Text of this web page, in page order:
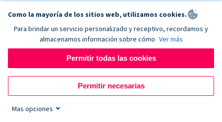
Google Analytics
Descubre cuáles son los canales de recaudación de
fondos más efectivos y empieza a tomar decisiones
Como la mayoría de los sitios web, utilizamos cookies.
Para brindar un servicio personalizado y receptivo, recordamos y
almacenamos información sobre cómo Ver más
Permitir todas las cookies
Permitir necesarias
Mas opciones